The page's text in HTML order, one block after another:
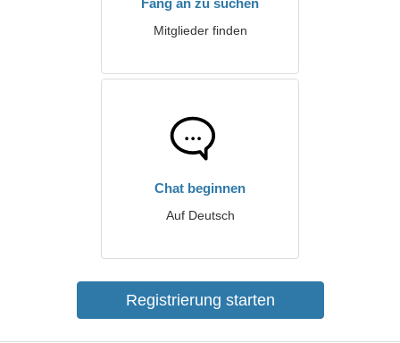
Fang an zu suchen
Mitglieder finden
Chat beginnen
Auf Deutsch
Registrierung starten